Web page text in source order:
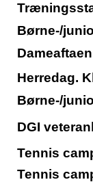
Børne-/
Herredag.
Børne-/
DGI
Tennis
Tennis